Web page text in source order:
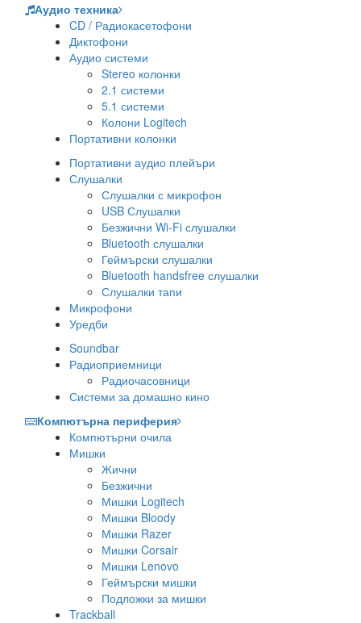
Аудио техника
CD / Радиокасетофони
Диктофони
Аудио системи
Stereo колонки
2.1 системи
5.1 системи
Колони Logitech
Портативни колонки
Портативни аудио плейъри
Слушалки
Слушалки с микрофон
USB Слушалки
Безжични Wi-Fi слушалки
Bluetooth слушалки
Геймърски слушалки
Bluetooth handsfree слушалки
Слушалки тапи
Микрофони
Уредби
Soundbar
Радиоприемници
Радиочасовници
Системи за домашно кино
Компютърна периферия
Компютърни очила
Мишки
Жични
Безжични
Мишки Logitech
Мишки Bloody
Мишки Razer
Мишки Corsair
Мишки Lenovo
Геймърски мишки
Подложки за мишки
Trackball